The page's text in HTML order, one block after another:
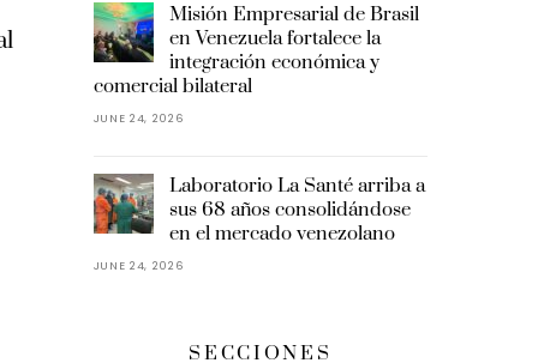
Misión Empresarial de Brasil
en Venezuela fortalece la
integración económica y
comercial bilateral
JUNE 24, 2026
Laboratorio La Santé arriba a
sus 68 años consolidándose
en el mercado venezolano
JUNE 24, 2026
SECCIONES